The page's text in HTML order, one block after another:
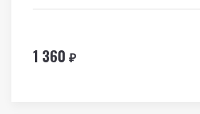
1 360 ₽